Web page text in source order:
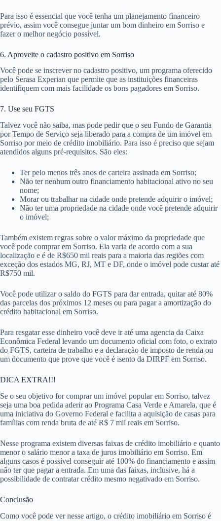
Para isso é essencial que você tenha um planejamento financeiro
prévio, assim você consegue juntar um bom dinheiro em Sorriso e
fazer o melhor negócio possível.
6. Aproveite o cadastro positivo em Sorriso
Você pode se inscrever no cadastro positivo, um programa oferecido
pelo Serasa Experian que permite que as instituições financeiras
identifiquem com mais facilidade os bons pagadores em Sorriso.
7. Use seu FGTS
Talvez você não saiba, mas pode pedir que o seu Fundo de Garantia
por Tempo de Serviço seja liberado para a compra de um imóvel em
Sorriso por meio de crédito imobiliário. Para isso é preciso que sejam
atendidos alguns pré-requisitos. São eles:
Ter pelo menos três anos de carteira assinada em Sorriso;
Não ter nenhum outro financiamento habitacional ativo no seu
nome;
Morar ou trabalhar na cidade onde pretende adquirir o imóvel;
Não ter uma propriedade na cidade onde você pretende adquirir
o imóvel;
Também existem regras sobre o valor máximo da propriedade que
você pode comprar em Sorriso. Ela varia de acordo com a sua
localização e é de R$650 mil reais para a maioria das regiões com
exceção dos estados MG, RJ, MT e DF, onde o imóvel pode custar até
R$750 mil.
Você pode utilizar o saldo do FGTS para dar entrada, quitar até 80%
das parcelas dos próximos 12 meses ou para pagar a amortização do
crédito habitacional em Sorriso.
Para resgatar esse dinheiro você deve ir até uma agencia da Caixa
Econômica Federal levando um documento oficial com foto, o extrato
do FGTS, carteira de trabalho e a declaração de imposto de renda ou
um documento que prove que você é isento da DIRPF em Sorriso.
DICA EXTRA!!!
Se o seu objetivo for comprar um imóvel popular em Sorriso, talvez
seja uma boa pedida aderir ao Programa Casa Verde e Amarela, que é
uma iniciativa do Governo Federal e facilita a aquisição de casas para
famílias com renda bruta de até R$ 7 mil reais em Sorriso.
Nesse programa existem diversas faixas de crédito imobiliário e quanto
menor o salário menor a taxa de juros imobiliário em Sorriso. Em
alguns casos é possível conseguir até 100% do financiamento e assim
não ter que pagar a entrada. Em uma das faixas, inclusive, há a
possibilidade de contratar crédito mesmo negativado em Sorriso.
Conclusão
Como você pode ver nesse artigo, o crédito imobiliário em Sorriso é